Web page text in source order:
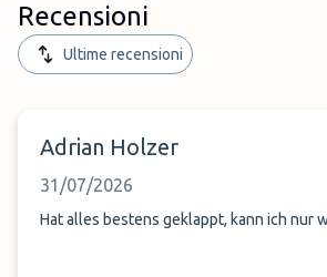
Recensioni
Ultime recensioni
Adrian Holzer
31/07/2026
Hat alles bestens geklappt, kann ich nur